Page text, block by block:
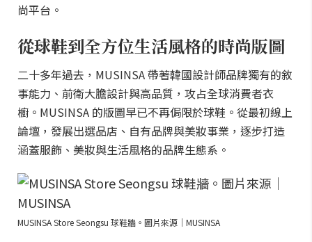
尚平台。
從球鞋到全方位生活風格的時尚版圖
二十多年過去，MUSINSA 帶著韓國設計師品牌獨有的敘
事能力、前衛大膽設計與高品質，攻占全球消費者衣
櫥。MUSINSA 的版圖早已不再侷限於球鞋。從最初線上
論壇，發展出選品店、自有品牌與美妝事業，逐步打造
涵蓋服飾、美妝與生活風格的品牌生態系。
MUSINSA Store Seongsu 球鞋牆。圖片來源｜MUSINSA